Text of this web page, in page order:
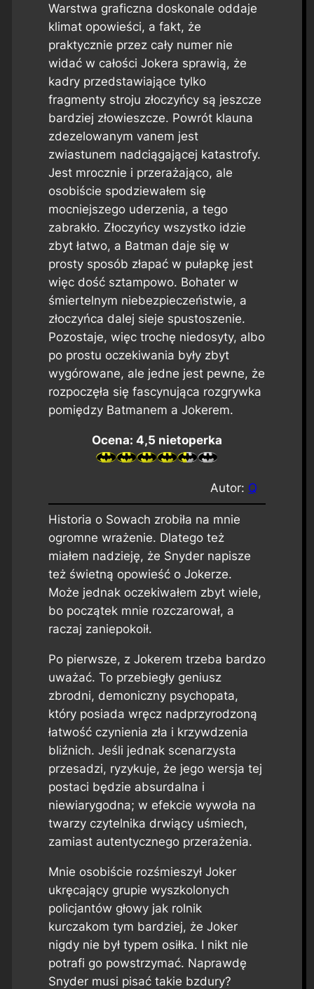
Warstwa graficzna doskonale oddaje
klimat opowieści, a fakt, że
praktycznie przez cały numer nie
widać w całości Jokera sprawią, że
kadry przedstawiające tylko
fragmenty stroju złoczyńcy są jeszcze
bardziej złowieszcze. Powrót klauna
zdezelowanym vanem jest
zwiastunem nadciągającej katastrofy.
Jest mrocznie i przerażająco, ale
osobiście spodziewałem się
mocniejszego uderzenia, a tego
zabrakło. Złoczyńcy wszystko idzie
zbyt łatwo, a Batman daje się w
prosty sposób złapać w pułapkę jest
więc dość sztampowo. Bohater w
śmiertelnym niebezpieczeństwie, a
złoczyńca dalej sieje spustoszenie.
Pozostaje, więc trochę niedosyty, albo
po prostu oczekiwania były zbyt
wygórowane, ale jedne jest pewne, że
rozpoczęła się fascynująca rozgrywka
pomiędzy Batmanem a Jokerem.
Ocena: 4,5 nietoperka
Autor: Q
Historia o Sowach zrobiła na mnie
ogromne wrażenie. Dlatego też
miałem nadzieję, że Snyder napisze
też świetną opowieść o Jokerze.
Może jednak oczekiwałem zbyt wiele,
bo początek mnie rozczarował, a
raczaj zaniepokoił.
Po pierwsze, z Jokerem trzeba bardzo
uważać. To przebiegły geniusz
zbrodni, demoniczny psychopata,
który posiada wręcz nadprzyrodzoną
łatwość czynienia zła i krzywdzenia
bliźnich. Jeśli jednak scenarzysta
przesadzi, ryzykuje, że jego wersja tej
postaci będzie absurdalna i
niewiarygodna; w efekcie wywoła na
twarzy czytelnika drwiący uśmiech,
zamiast autentycznego przerażenia.
Mnie osobiście rozśmieszył Joker
ukręcający grupie wyszkolonych
policjantów głowy jak rolnik
kurczakom tym bardziej, że Joker
nigdy nie był typem osiłka. I nikt nie
potrafi go powstrzymać. Naprawdę
Snyder musi pisać takie bzdury?